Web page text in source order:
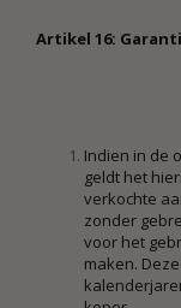
Artikel 16:
Indien in de
geldt het
verkochte
zonder
voor het
maken.